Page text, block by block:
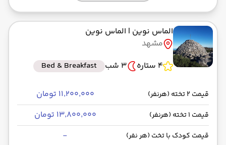
الماس نوین | الماس نوین
مشهد
4 ستاره
3 شب Bed & Breakfast
قیمت 2 تخته (هرنفر) ۱۱٬۲۰۰٬۰۰۰ تومان
قیمت 1 تخته (هرنفر) ۱۳٬۸۰۰٬۰۰۰ تومان
قیمت کودک با تخت (هر نفر) -